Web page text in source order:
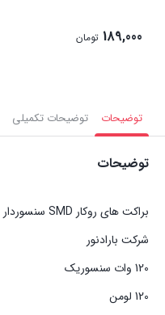
189,000 تومان
توضیحات توضیحات تکمیلی
توضیحات
براکت های روکار SMD سنسوردار
شرکت بارادنور
120 وات سنسوریک
120 لومن